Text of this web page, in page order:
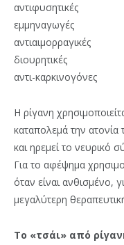
αντιφυσητικές
εμμηναγωγές
αντιαιμορραγικές
διουρητικές
αντι-καρκινογόνες
Η ρίγανη
καταπολεμά την
και ηρεμεί το νευρικό
Για το αφέψημα
όταν είναι ανθισμένο,
μεγαλύτερη
Το «τσάι» από